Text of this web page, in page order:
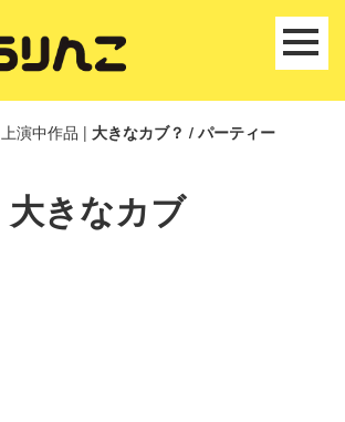
上演中作品 | 大きなカブ？ / パーティー
大きなカブ